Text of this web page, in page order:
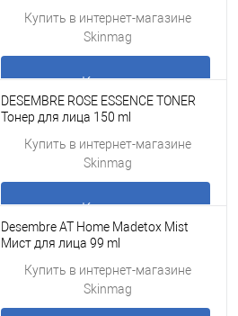
Подробнее
Купить в интернет-магазине
Skinmag
Купить
Подробнее
DESEMBRE ROSE ESSENCE TONER
Тонер для лица 150 ml
Купить в интернет-магазине
Skinmag
Купить
Подробнее
Desembre AT Home Madetox Mist
Мист для лица 99 ml
Купить в интернет-магазине
Skinmag